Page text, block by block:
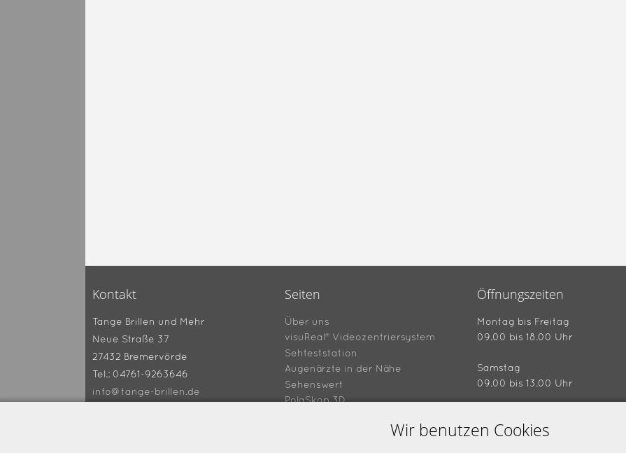
Kontakt
Tange Brillen und Mehr
Neue Straße 37
27432 Bremervörde
Tel.: 04761-9263646
info@tange-brillen.de
Seiten
Über uns
visuReal® Videozentriersystem
Sehteststation
Augenärzte in der Nähe
Sehenswert
PolaSkop 3D
Öffnungszeiten
Montag bis Freitag
09.00 bis 18.00 Uhr
Samstag
09.00 bis 13.00 Uhr
Wir benutzen Cookies